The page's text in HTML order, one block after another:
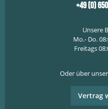
+49 (0)
Unsere
Mo.- Do.
Freitags
Oder über unser
Vertrag